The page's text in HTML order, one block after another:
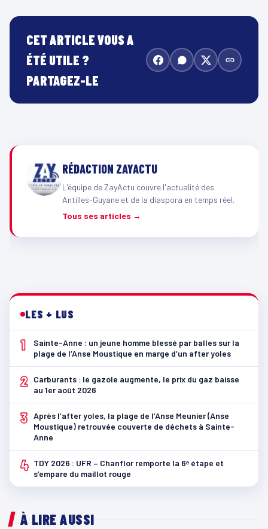
CET ARTICLE VOUS A
ÉTÉ UTILE ?
PARTAGEZ-LE
RÉDACTION ZAYACTU
L'équipe de ZayActu couvre l'actualité des
Antilles-Guyane et de la diaspora en temps réel.
Tous ses articles →
LES + LUS
1
Sainte-Anne : un jeune homme blessé par balles sur la
plage de l’Anse Moustique en marge d’un after yoles
2
Carburants : le gazole augmente, le prix du gaz baisse
au 1er août 2026
3 Après l’after yoles, la plage de l’Anse Meunier (Anse
Moustique) retrouvée couverte de déchets à Sainte-
Anne
4 TDY 2026 : UFR – Chanflor remporte la 6ᵉ étape et
s’empare du maillot rouge
À LIRE AUSSI